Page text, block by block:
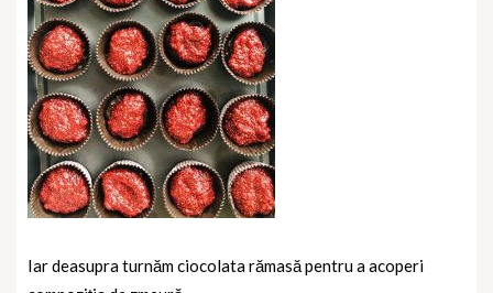
Iar deasupra turnăm ciocolata rămasă pentru a acoperi